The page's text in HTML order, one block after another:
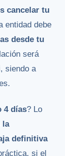
cancelar tu
entidad debe
desde tu
será
siendo a
4 días? Lo
la
definitiva
si el